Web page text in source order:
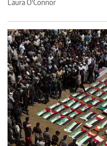
Laura O'Connor